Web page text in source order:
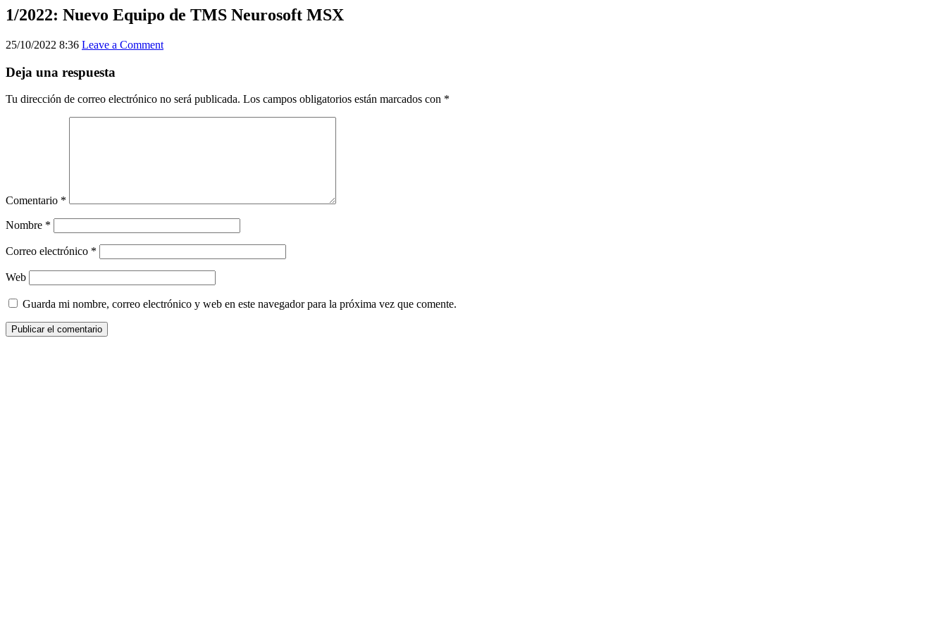
1/2022: Nuevo Equipo de TMS Neurosoft MSX
25/10/2022 8:36 Leave a Comment
Deja una respuesta
Tu dirección de correo electrónico no será publicada. Los campos obligatorios están marcados con *
Comentario *
Nombre *
Correo electrónico *
Web
Guarda mi nombre, correo electrónico y web en este navegador para la próxima vez que comente.